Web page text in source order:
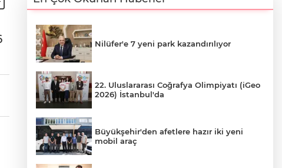
Nilüfer'e 7 yeni park kazandırılıyor
22. Uluslararası Coğrafya Olimpiyatı (iGeo
2026) İstanbul'da
Büyükşehir'den afetlere hazır iki yeni
mobil araç